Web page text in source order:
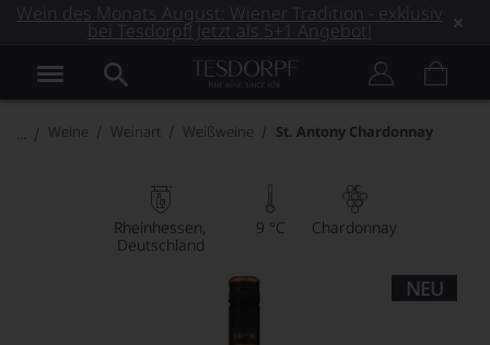
Wein des Monats August: Wiener Tradition - exklusiv
bei Tesdorpf! Jetzt als 5+1 Angebot!
Weine Weinart Weißweine St. Antony Chardonnay
Rheinhessen
Deutschland
9 °C Chardonnay
NEU